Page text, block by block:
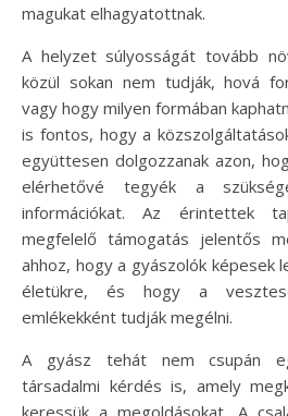
magukat elhagyatottnak.
A helyzet súlyosságát tovább
közül sokan nem tudják, hová
vagy hogy milyen formában
is fontos, hogy a
együttesen dolgozzanak azon,
elérhetővé tegyék a
információkat. Az érintettek
megfelelő támogatás jelentős
ahhoz, hogy a gyászolók képesek
életükre, és hogy a
emlékekként tudják megélni.
A gyász tehát nem csupán
társadalmi kérdés is, amely
keressük a megoldásokat. A